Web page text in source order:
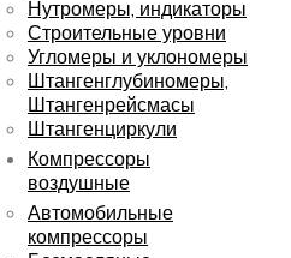
Нутромеры, индикаторы
Строительные уровни
Угломеры и уклономеры
Штангенглубиномеры,
Штангенрейсмасы
Штангенциркули
Компрессоры
воздушные
Автомобильные
компрессоры